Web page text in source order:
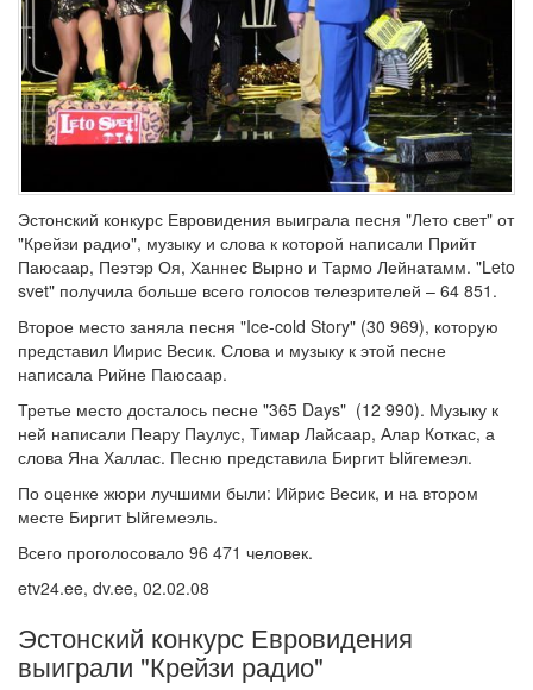
Эстонский конкурс Евровидения выиграла песня "Лето свет" от
"Крейзи радио", музыку и слова к которой написали Прийт
Паюсаар, Пеэтэр Оя, Ханнес Вырно и Тармо Лейнатамм. "Leto
svet" получила больше всего голосов телезрителей – 64 851.
Второе место заняла песня "Ice-cold Story" (30 969), которую
представил Иирис Весик. Слова и музыку к этой песне
написала Рийне Паюсаар.
Третье место досталось песне "365 Days" (12 990). Музыку к
ней написали Пеару Паулус, Тимар Лайсаар, Алар Коткас, а
слова Яна Халлас. Песню представила Биргит Ыйгемеэл.
По оценке жюри лучшими были: Ийрис Весик, и на втором
месте Биргит Ыйгемеэль.
Всего проголосовало 96 471 человек.
etv24.ee, dv.ee, 02.02.08
Эстонский конкурс Евровидения
выиграли "Крейзи радио"